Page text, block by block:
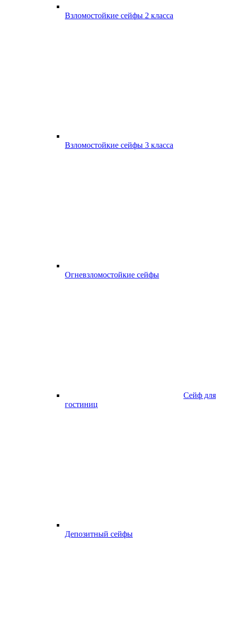
Взломостойкие сейфы 2 класса
Взломостойкие сейфы 3 класса
Огневзломостойкие сейфы
Сейф для
гостиниц
Депозитный сейфы